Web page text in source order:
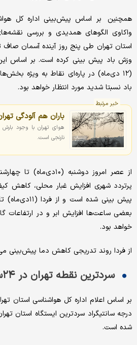
همچنین بر اساس پیش‌بینی اداره کل
واکاوی الگوهای همدیدی و بررسی
استان تهران طی پنج روز آینده آسمان صاف
وزش باد پیش بینی کرده است. بر اساس
(۱۲ دی‌ماه) در پاره‌ای نقاط به ویژه
باد نسبتا شدید مورد انتظار خواهد بود.
خبر مرتبط
باران هم آلودگی
هوای تهران با وجود
نارنجی است.
پرتردد شهری افزایش غبار محلی، کاهش
پیش بینی شده
بعضی ساعت‌ها افزایش ابر و در ارتفاعات
خواهد بود.
از فردا روند تدریجی کاهش دما پیش‌بینی
سردترین نقطه تهران در ۲۴ساعت گذشته
شده است.